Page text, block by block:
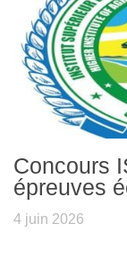
Concours
épreuves
4 juin 2026